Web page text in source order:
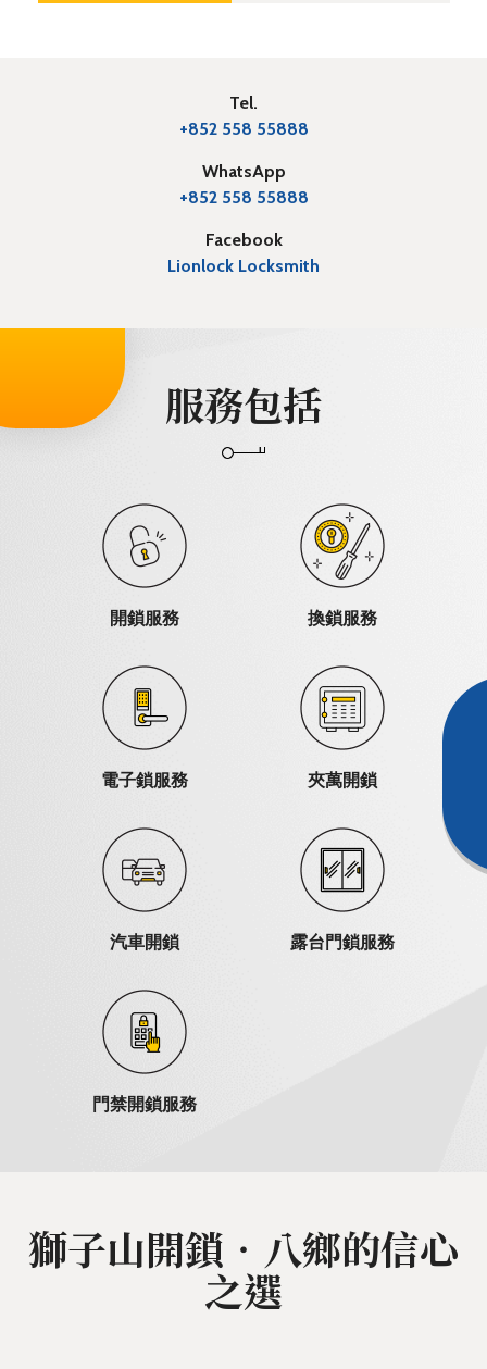
Tel.
+852 558 55888
WhatsApp
+852 558 55888
Facebook
Lionlock Locksmith
服務包括
開鎖服務 換鎖服務
電子鎖服務 夾萬開鎖
汽車開鎖 露台門鎖服務
門禁開鎖服務
獅子山開鎖‧八鄉的信心
之選